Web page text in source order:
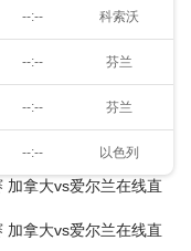
--:-- 科索沃
--:-- 芬兰
--:-- 芬兰
--:-- 以色列
加拿大vs爱尔兰在线直
加拿大vs爱尔兰在线直